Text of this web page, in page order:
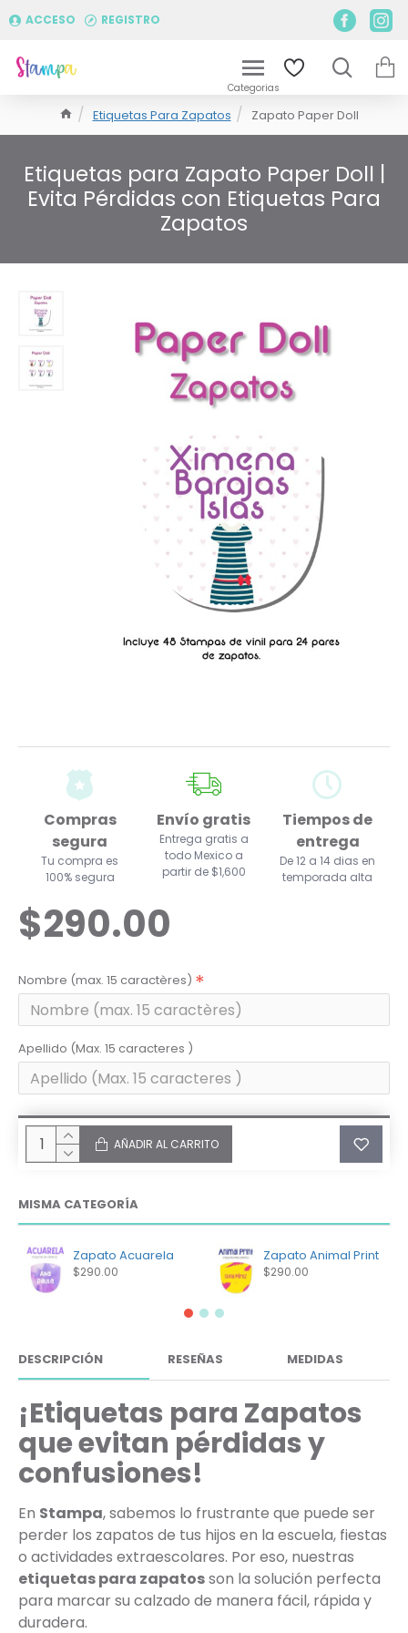
ACCESO REGISTRO
Etiquetas Para Zapatos Zapato Paper Doll
Etiquetas para Zapato Paper Doll |
Evita Pérdidas con Etiquetas Para
Zapatos
Compras
segura
Tu compra es
100% segura
Envío gratis
Entrega gratis a
todo Mexico a
partir de $1,600
Tiempos de
entrega
De 12 a 14 dias en
temporada alta
$290.00
Nombre (max. 15 caractères)
Apellido (Max. 15 caracteres )
AÑADIR AL CARRITO
MISMA CATEGORÍA
Zapato Acuarela
$290.00
Zapato Animal Print
$290.00
DESCRIPCIÓN RESEÑAS MEDIDAS
¡Etiquetas para Zapatos
que evitan pérdidas y
confusiones!
En Stampa, sabemos lo frustrante que puede ser
perder los zapatos de tus hijos en la escuela, fiestas
o actividades extraescolares. Por eso, nuestras
etiquetas para zapatosson la solución perfecta
para marcar su calzado de manera fácil, rápida y
duradera.